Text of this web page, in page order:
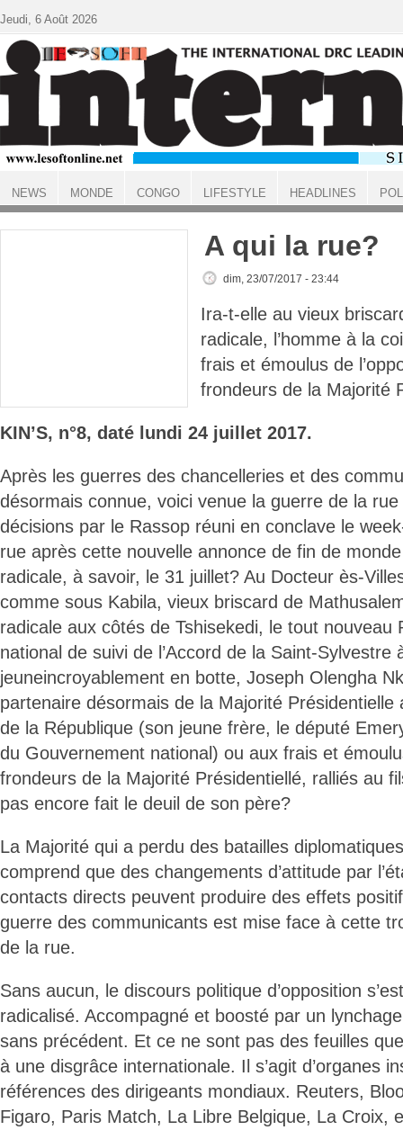
ACCUEIL
A qui la rue?
dim, 23/07/2017 - 23:44
Ira-t-elle au vieux
radicale, l’homme à la
frais et émoulus de
frondeurs de la Majorité
KIN’S, n°8, daté lundi 24 juillet 2017.
Après les guerres des chancelleries et des
désormais connue, voici venue la guerre de la rue
décisions par le Rassop réuni en conclave le
rue après cette nouvelle annonce de fin de
radicale, à savoir, le 31 juillet? Au Docteur ès-
comme sous Kabila, vieux briscard de
radicale aux côtés de Tshisekedi, le tout nouveau
national de suivi de l’Accord de la Saint-Sylvestre
jeuneincroyablement en botte, Joseph Olengha
partenaire désormais de la Majorité Présidentielle
de la République (son jeune frère, le député
du Gouvernement national) ou aux frais et
frondeurs de la Majorité Présidentiellé, ralliés au
pas encore fait le deuil de son père?
La Majorité qui a perdu des batailles
comprend que des changements d’attitude par
contacts directs peuvent produire des effets
guerre des communicants est mise face à cette
de la rue.
Sans aucun, le discours politique d’opposition
radicalisé. Accompagné et boosté par un
sans précédent. Et ce ne sont pas des feuilles
à une disgrâce internationale. Il s’agit d’organes
références des dirigeants mondiaux. Reuters,
Figaro, Paris Match, La Libre Belgique, La Croix,
Jeudi, 6 Août 2026
NEWS MONDE CONGO LIFESTYLE HEADLINES